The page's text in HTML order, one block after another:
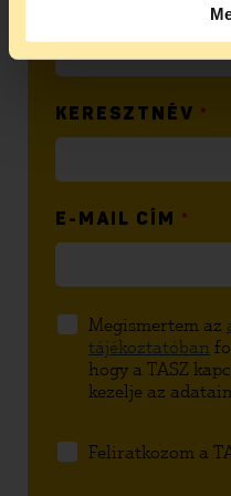
KERESZTNÉV *
E-MAIL CÍM *
Megismertem az
tájékoztatóban
hogy a TASZ
kezelje az
Feliratkozom a